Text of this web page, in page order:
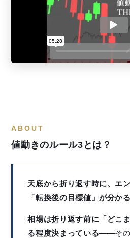
ABOUT
値動きのルール3とは？
天底から折り返す時に、エ
「転換後の目標値」が分か
相場は折り返す前に「どこ
る程度決まっている——その